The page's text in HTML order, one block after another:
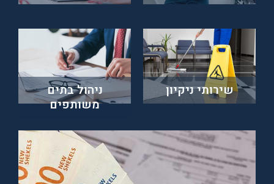
שירותי ניקיון
ניהול בתים
משותפים